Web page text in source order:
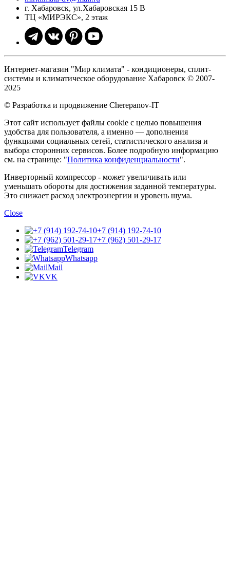
г. Хабаровск, ул.Хабаровская 15 В
ТЦ «МИРЭКС», 2 этаж
Интернет-магазин "Мир климата" - кондиционеры, сплит-
системы и климатическое оборудование Хабаровск © 2007-
2025
© Разработка и продвижение Cherepanov-IT
Этот сайт использует файлы cookie с целью повышения
удобства для пользователя, а именно — дополнения
функциями социальных сетей, статистического анализа и
выбора сторонних сервисов. Более подробную информацию
см. на странице: "Политика конфиденциальности".
Инверторный компрессор - может увеличивать или
уменьшать обороты для достижения заданной температуры.
Это снижает расход электроэнергии и уровень шума.
Close
+7 (914) 192-74-10
+7 (962) 501-29-17
Telegram
Whatsapp
Mail
VK